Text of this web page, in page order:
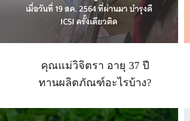
คุณแม่วิจิตรา อายุ 37 ปี
ทานผลิตภัณฑ์อะไรบ้าง?